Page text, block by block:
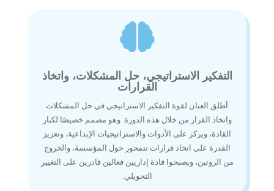

التفكير الاستراتيجي، حل المشكلات، واتخاذ
القرارات
أطلق العنان لقوة التفكير الاستراتيجي في حل المشكلات
واتخاذ القرار من خلال هذه الدورة. وهو مصمم خصيصًا لكبار
القادة، ويركز على الأدوات والاستراتيجيات الإبداعية، وتعزيز
القدرة على اتخاذ قرارات تتمحور حول المؤسسة، والخروج
من الروتين، ويصبحوا قادة إداريين فعالين قادرين على التغيير
التحويلي.